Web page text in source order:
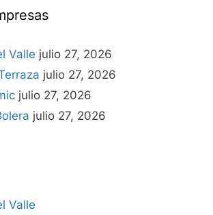
Valle julio 27, 2026
julio 27, 2026
julio 27, 2026
julio 27, 2026
Valle